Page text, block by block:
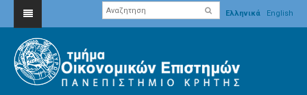
Ελληνικά English